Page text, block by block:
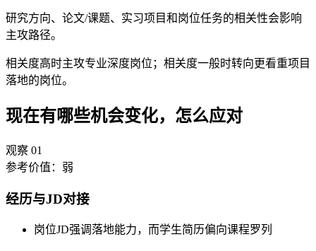
研究方向、论文/课题、实习项目和岗位任务的相关性会影响
主攻路径。
相关度高时主攻专业深度岗位；相关度一般时转向更看重项目
落地的岗位。
现在有哪些机会变化，怎么应对
观察 01
参考价值： 弱
经历与JD对接
岗位JD强调落地能力，而学生简历偏向课程罗列